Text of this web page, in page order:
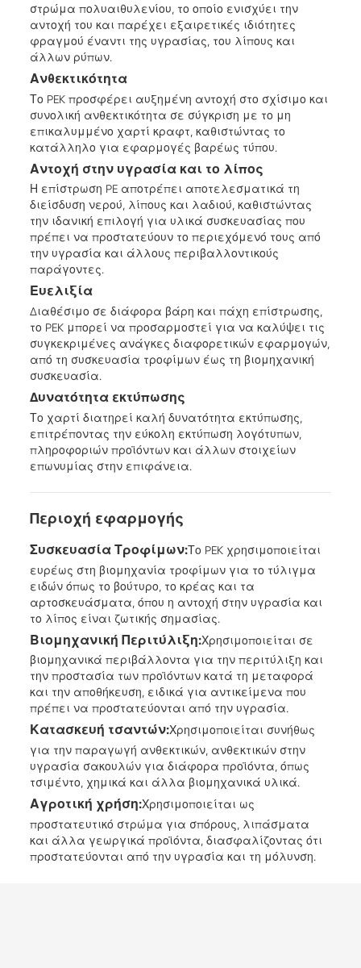
στρώμα πολυαιθυλενίου, το οποίο ενισχύει την
αντοχή του και παρέχει εξαιρετικές ιδιότητες
φραγμού έναντι της υγρασίας, του λίπους και
άλλων ρύπων.
Ανθεκτικότητα
Το PEK προσφέρει αυξημένη αντοχή στο σχίσιμο και
συνολική ανθεκτικότητα σε σύγκριση με το μη
επικαλυμμένο χαρτί κραφτ, καθιστώντας το
κατάλληλο για εφαρμογές βαρέως τύπου.
Αντοχή στην υγρασία και το λίπος
Η επίστρωση PE αποτρέπει αποτελεσματικά τη
διείσδυση νερού, λίπους και λαδιού, καθιστώντας
την ιδανική επιλογή για υλικά συσκευασίας που
πρέπει να προστατεύουν το περιεχόμενό τους από
την υγρασία και άλλους περιβαλλοντικούς
παράγοντες.
Ευελιξία
Διαθέσιμο σε διάφορα βάρη και πάχη επίστρωσης,
το PEK μπορεί να προσαρμοστεί για να καλύψει τις
συγκεκριμένες ανάγκες διαφορετικών εφαρμογών,
από τη συσκευασία τροφίμων έως τη βιομηχανική
συσκευασία.
Δυνατότητα εκτύπωσης
Το χαρτί διατηρεί καλή δυνατότητα εκτύπωσης,
επιτρέποντας την εύκολη εκτύπωση λογότυπων,
πληροφοριών προϊόντων και άλλων στοιχείων
επωνυμίας στην επιφάνεια.
Περιοχή εφαρμογής
Συσκευασία Τροφίμων:Το PEK χρησιμοποιείται
ευρέως στη βιομηχανία τροφίμων για το τύλιγμα
ειδών όπως το βούτυρο, το κρέας και τα
αρτοσκευάσματα, όπου η αντοχή στην υγρασία και
το λίπος είναι ζωτικής σημασίας.
Βιομηχανική Περιτύλιξη:Χρησιμοποιείται σε
βιομηχανικά περιβάλλοντα για την περιτύλιξη και
την προστασία των προϊόντων κατά τη μεταφορά
και την αποθήκευση, ειδικά για αντικείμενα που
πρέπει να προστατεύονται από την υγρασία.
Κατασκευή τσαντών:Χρησιμοποιείται συνήθως
για την παραγωγή ανθεκτικών, ανθεκτικών στην
υγρασία σακουλών για διάφορα προϊόντα, όπως
τσιμέντο, χημικά και άλλα βιομηχανικά υλικά.
Αγροτική χρήση:Χρησιμοποιείται ως
προστατευτικό στρώμα για σπόρους, λιπάσματα
και άλλα γεωργικά προϊόντα, διασφαλίζοντας ότι
προστατεύονται από την υγρασία και τη μόλυνση.